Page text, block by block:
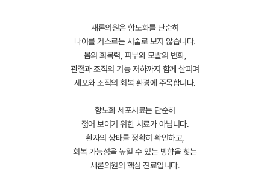
새론의원은 항노화를 단순히
나이를 거스르는 시술로 보지 않습니다.
몸의 회복력, 피부와 모발의 변화,
관절과 조직의 기능 저하까지 함께 살피며
세포와 조직의 회복 환경에 주목합니다.
항노화 세포치료는 단순히
젊어 보이기 위한 치료가 아닙니다.
환자의 상태를 정확히 확인하고,
회복 가능성을 높일 수 있는 방향을 찾는
새론의원의 핵심 진료입니다.